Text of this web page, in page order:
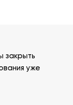
закрыть
уже